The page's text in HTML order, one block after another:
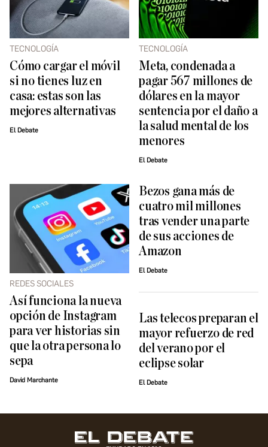
TECNOLOGÍA
Cómo cargar el móvil
si no tienes luz en
casa: estas son las
mejores alternativas
El Debate
TECNOLOGÍA
Meta, condenada a
pagar 567 millones de
dólares en la mayor
sentencia por el daño a
la salud mental de los
menores
El Debate
REDES SOCIALES
Así funciona la nueva
opción de Instagram
para ver historias sin
que la otra persona lo
sepa
David Marchante
Bezos gana más de
cuatro mil millones
tras vender una parte
de sus acciones de
Amazon
El Debate
Las telecos preparan el
mayor refuerzo de red
del verano por el
eclipse solar
El Debate